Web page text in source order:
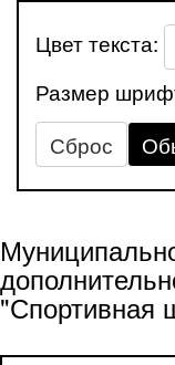
Цвет текста:
Размер
Сброс
"Спортивная